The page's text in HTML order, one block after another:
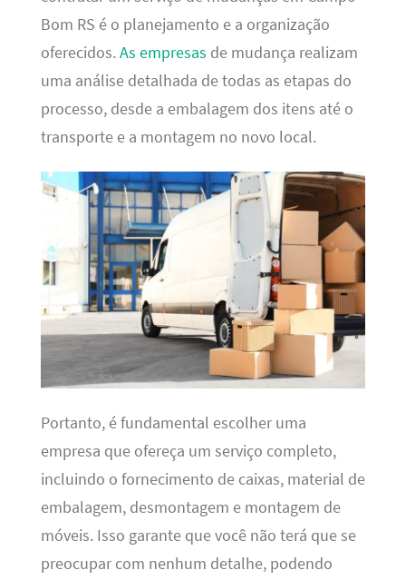
Bom RS é o planejamento e a organização
oferecidos. As empresas de mudança realizam
uma análise detalhada de todas as etapas do
processo, desde a embalagem dos itens até o
transporte e a montagem no novo local.
Portanto, é fundamental escolher uma
empresa que ofereça um serviço completo,
incluindo o fornecimento de caixas, material de
embalagem, desmontagem e montagem de
móveis. Isso garante que você não terá que se
preocupar com nenhum detalhe, podendo